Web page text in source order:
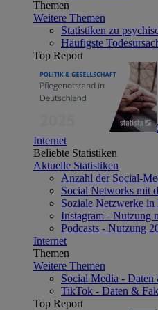
Themen
Weitere Themen
Statistiken zu
Häufigste
Top Report
Internet
Beliebte Statistiken
Aktuelle Statistiken
Anzahl der Social-
Social Networks mit
Soziale Netzwerke in
Instagram - Nutzung
Podcasts - Nutzung
Internet
Themen
Weitere Themen
Social Media - Daten
TikTok - Daten &
Top Report